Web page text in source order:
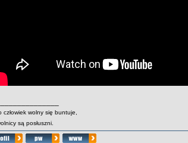
człowiek wolny się buntuje,
są posłuszni.